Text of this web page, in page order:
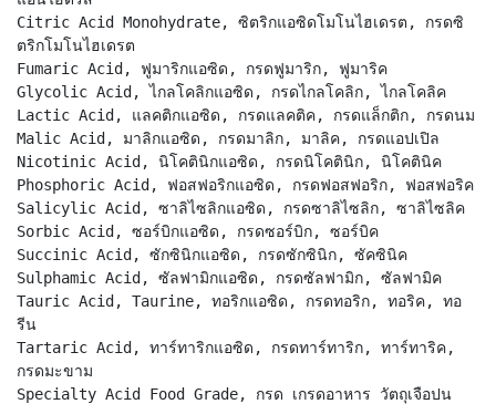
Citric Acid Monohydrate, ซิตริกแอซิดโมโนไฮเดรต, กรดซิ
ตริกโมโนไฮเดรต
Fumaric Acid, ฟูมาริกแอซิด, กรดฟูมาริก, ฟูมาริค
Glycolic Acid, ไกลโคลิกแอซิด, กรดไกลโคลิก, ไกลโคลิค
Lactic Acid, แลคติกแอซิด, กรดแลคติค, กรดแล็กติก, กรดนม
Malic Acid, มาลิกแอซิด, กรดมาลิก, มาลิค, กรดแอปเปิล
Nicotinic Acid, นิโคตินิกแอซิด, กรดนิโคตินิก, นิโคตินิค
Phosphoric Acid, ฟอสฟอริกแอซิด, กรดฟอสฟอริก, ฟอสฟอริค
Salicylic Acid, ซาลิไซลิกแอซิด, กรดซาลิไซลิก, ซาลิไซลิค
Sorbic Acid, ซอร์บิกแอซิด, กรดซอร์บิก, ซอร์บิค
Succinic Acid, ซักซินิกแอซิด, กรดซักซินิก, ซัคซินิค
Sulphamic Acid, ซัลฟามิกแอซิด, กรดซัลฟามิก, ซัลฟามิค
Tauric Acid, Taurine, ทอริกแอซิด, กรดทอริก, ทอริค, ทอ
รีน
Tartaric Acid, ทาร์ทาริกแอซิด, กรดทาร์ทาริก, ทาร์ทาริค,
กรดมะขาม
Specialty Acid Food Grade, กรด เกรดอาหาร วัตถุเจือปน